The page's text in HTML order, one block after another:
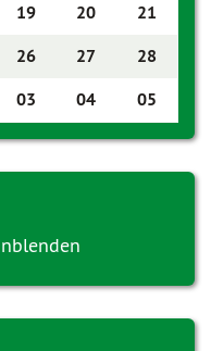
19 20
21
26 27
28
03 04 05